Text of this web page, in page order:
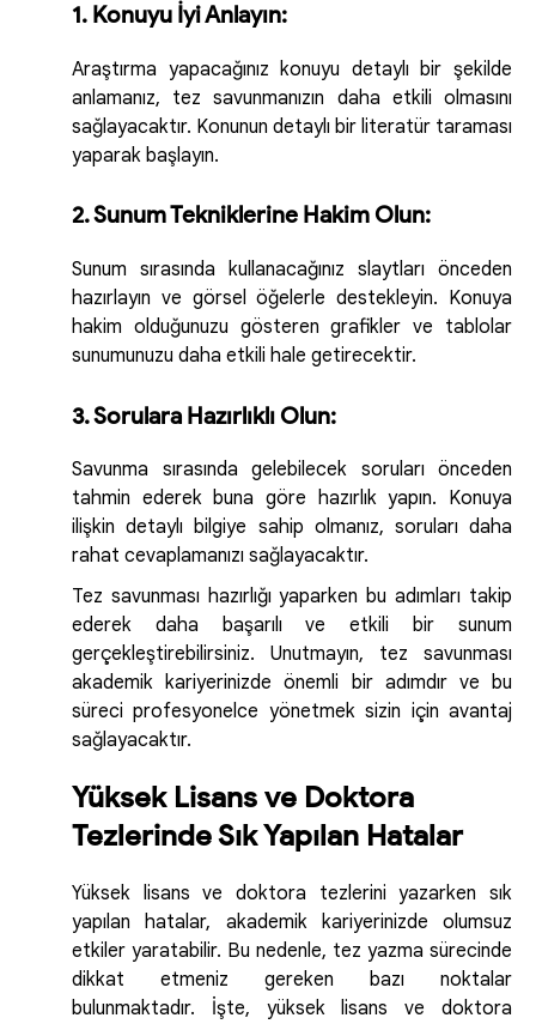
1. Konuyu İyi Anlayın:
Araştırma yapacağınız konuyu detaylı bir şekilde
anlamanız, tez savunmanızın daha etkili olmasını
sağlayacaktır. Konunun detaylı bir literatür taraması
yaparak başlayın.
2. Sunum Tekniklerine Hakim Olun:
Sunum sırasında kullanacağınız slaytları önceden
hazırlayın ve görsel öğelerle destekleyin. Konuya
hakim olduğunuzu gösteren grafikler ve tablolar
sunumunuzu daha etkili hale getirecektir.
3. Sorulara Hazırlıklı Olun:
Savunma sırasında gelebilecek soruları önceden
tahmin ederek buna göre hazırlık yapın. Konuya
ilişkin detaylı bilgiye sahip olmanız, soruları daha
rahat cevaplamanızı sağlayacaktır.
Tez savunması hazırlığı yaparken bu adımları takip
ederek daha başarılı ve etkili bir sunum
gerçekleştirebilirsiniz. Unutmayın, tez savunması
akademik kariyerinizde önemli bir adımdır ve bu
süreci profesyonelce yönetmek sizin için avantaj
sağlayacaktır.
Yüksek Lisans ve Doktora
Tezlerinde Sık Yapılan Hatalar
Yüksek lisans ve doktora tezlerini yazarken sık
yapılan hatalar, akademik kariyerinizde olumsuz
etkiler yaratabilir. Bu nedenle, tez yazma sürecinde
dikkat etmeniz gereken bazı noktalar
bulunmaktadır. İşte, yüksek lisans ve doktora